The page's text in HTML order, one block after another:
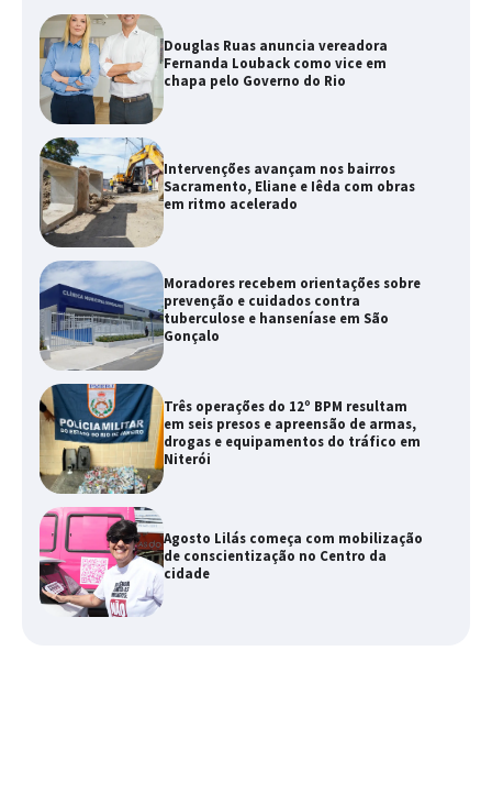
Douglas Ruas anuncia vereadora
Fernanda Louback como vice em
chapa pelo Governo do Rio
Intervenções avançam nos bairros
Sacramento, Eliane e Iêda com obras
em ritmo acelerado
Moradores recebem orientações sobre
prevenção e cuidados contra
tuberculose e hanseníase em São
Gonçalo
Três operações do 12º BPM resultam
em seis presos e apreensão de armas,
drogas e equipamentos do tráfico em
Niterói
Agosto Lilás começa com mobilização
de conscientização no Centro da
cidade